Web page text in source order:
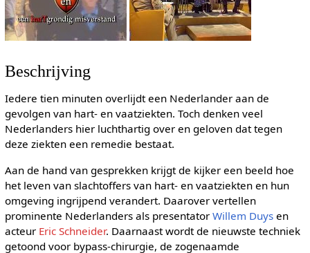
Beschrijving
Iedere tien minuten overlijdt een Nederlander aan de
gevolgen van hart- en vaatziekten. Toch denken veel
Nederlanders hier luchthartig over en geloven dat tegen
deze ziekten een remedie bestaat.
Aan de hand van gesprekken krijgt de kijker een beeld hoe
het leven van slachtoffers van hart- en vaatziekten en hun
omgeving ingrijpend verandert. Daarover vertellen
prominente Nederlanders als presentator Willem Duysen
acteur Eric Schneider. Daarnaast wordt de nieuwste techniek
getoond voor bypass-chirurgie, de zogenaamde